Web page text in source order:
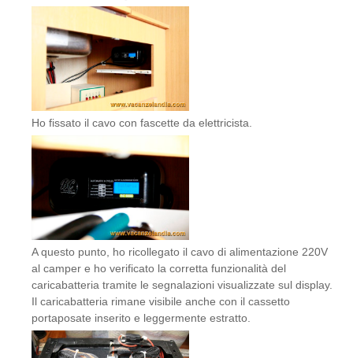
Ho fissato il cavo con fascette da elettricista.
A questo punto, ho ricollegato il cavo di alimentazione 220V
al camper e ho verificato la corretta funzionalità del
caricabatteria tramite le segnalazioni visualizzate sul display.
Il caricabatteria rimane visibile anche con il cassetto
portaposate inserito e leggermente estratto.